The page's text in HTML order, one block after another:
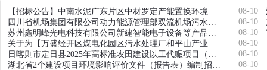
【招标公告】中南水泥广东片区中材罗定产能置换环境影响评价服务谈判采购
08-10
四川省机场集团有限公司动力能源管理部双流机场污水处理厂污泥处置项目（第四次）
08-10
苏州鑫明峰光电科技有限公司新建智能电子设备等产品项目环境影响报告书(表)编制需求公告
08-10
关于为【万盛经开区煤电化园区污水处理厂和平山产业园区污水处理厂突发环境事件风险评估、应急预案编制并备案】 公开选取【建设项目环境影响评价】机构的公告
08-10
日喀则市定日县2025年高标准农田建设以工代赈项目（改造提升）环境影响评价信息第一次公示
08-10
湖北省2个建设项目环境影响评价文件（报告表）编制招标公告（2026-JJDEAD-FW004）
08-10